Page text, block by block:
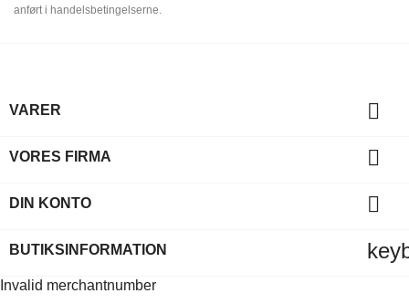
anført i handelsbetingelserne.
VARER 
VORES FIRMA 
DIN KONTO 
BUTIKSINFORMATION
Invalid merchantnumber